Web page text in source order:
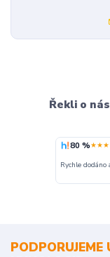
Řekli o nás
80 %
Rychle dodáno